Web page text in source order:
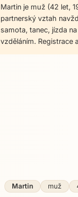
Martin je muž (42 let,
partnerský vztah
samota, tanec, jízda
vzděláním. Registrace
O mně
Martin muž